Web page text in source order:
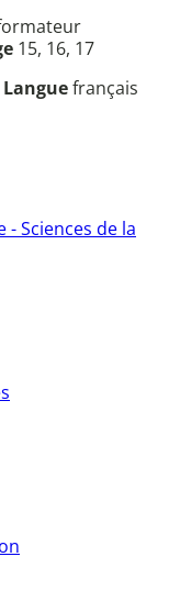
15, 16, 17
Languefrançais
Sciences de la